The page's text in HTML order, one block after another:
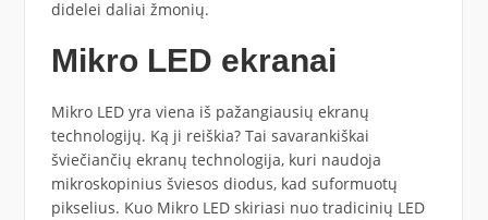
didelei daliai žmonių.
Mikro LED ekranai
Mikro LED yra viena iš pažangiausių ekranų
technologijų. Ką ji reiškia? Tai savarankiškai
šviečiančių ekranų technologija, kuri naudoja
mikroskopinius šviesos diodus, kad suformuotų
pikselius. Kuo Mikro LED skiriasi nuo tradicinių LED